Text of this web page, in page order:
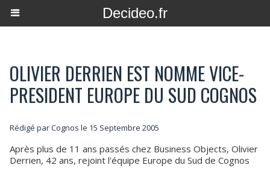
Decideo.fr
OLIVIER DERRIEN EST NOMME VICE-
PRESIDENT EUROPE DU SUD COGNOS
Rédigé par Cognos le 15 Septembre 2005
Après plus de 11 ans passés chez Business Objects, Olivier
Derrien, 42 ans, rejoint l'équipe Europe du Sud de Cognos